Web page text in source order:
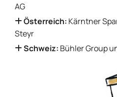
AG
 Österreich: Kärntner
Steyr
 Schweiz: Bühler Group